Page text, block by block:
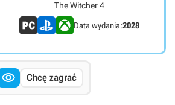
The Witcher 4
Data wydania:2028
 Chcę zagrać